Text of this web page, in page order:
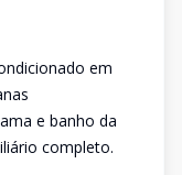
em
e banho da
completo.